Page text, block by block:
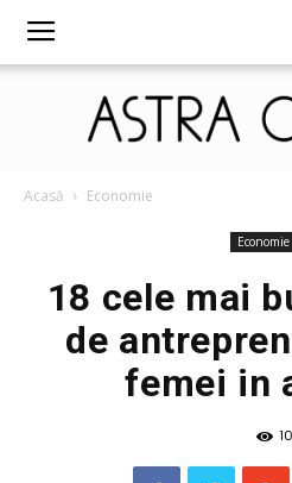
Acasă Economie
Economie
18 cele mai
de
femei in